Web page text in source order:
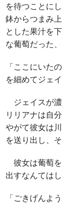
を待つことに
鉢からつまみ
とした果汁を
な葡萄だった、
「ここにいた
を細めてジェ
ジェイスが濃
リリアナは自
やがて彼女は
を送り出し、
彼女は葡萄
出すなんてはし
「ごきげんよ